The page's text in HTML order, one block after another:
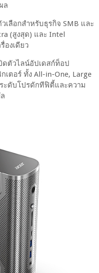
ล
เลือกสำหรับธุรกิจ SMB และ
(สูงสุด) และ Intel
องเดียว
ดตัวไลน์อัปเดสก์ท็อป
ตอร์ ทั้ง All-in-One, Large
ะดับโปรดักทีฟิตี้และความ